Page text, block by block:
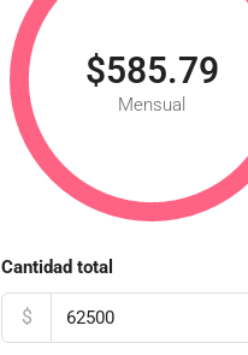
$585.79
Mensual
Cantidad total
$